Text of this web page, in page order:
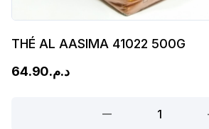
THÉ AL AASIMA 41022 500G
د.م.64.90